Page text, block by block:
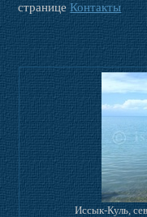
страницеКонтакты
Иссык-Куль,